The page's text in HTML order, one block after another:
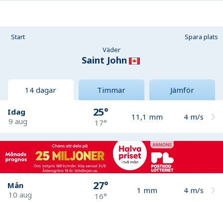
Start
Spara plats
Väder
Saint John
14 dagar Timmar Jämför
Idag
9 aug
25°
17°
11,1 mm 4 m/s
Mån
10 aug
27°
16°
1 mm 4 m/s